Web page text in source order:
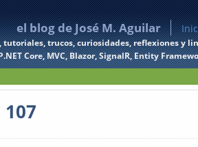
el blog de José M. Aguilar
tutoriales, trucos, curiosidades, reflexiones y
Core, MVC, Blazor, SignalR, Entity